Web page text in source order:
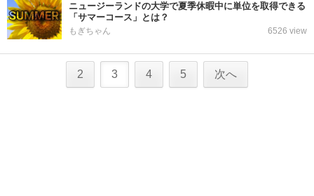
ニュージーランドの大学で夏季休暇中に単位を取得できる
「サマーコース」とは？
もぎちゃん 6526 view
2 3 4 5 次へ